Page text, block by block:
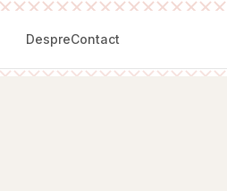
DespreContact